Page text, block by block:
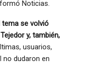
Noticias.
tema se volvió
y, también,
usuarios,
no dudaron en